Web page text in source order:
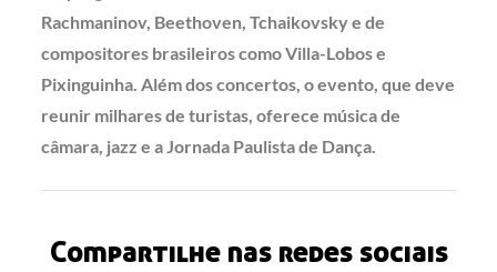
Rachmaninov, Beethoven, Tchaikovsky e de
compositores brasileiros como Villa-Lobos e
Pixinguinha. Além dos concertos, o evento, que deve
reunir milhares de turistas, oferece música de
câmara, jazz e a Jornada Paulista de Dança.
Compartilhe nas redes sociais